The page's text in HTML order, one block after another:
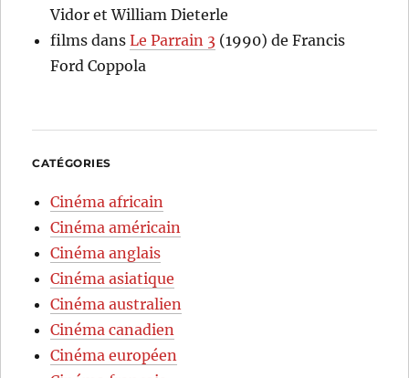
Vidor et William Dieterle
films dansLe Parrain 3 (1990) de Francis
Ford Coppola
CATÉGORIES
Cinéma africain
Cinéma américain
Cinéma anglais
Cinéma asiatique
Cinéma australien
Cinéma canadien
Cinéma européen